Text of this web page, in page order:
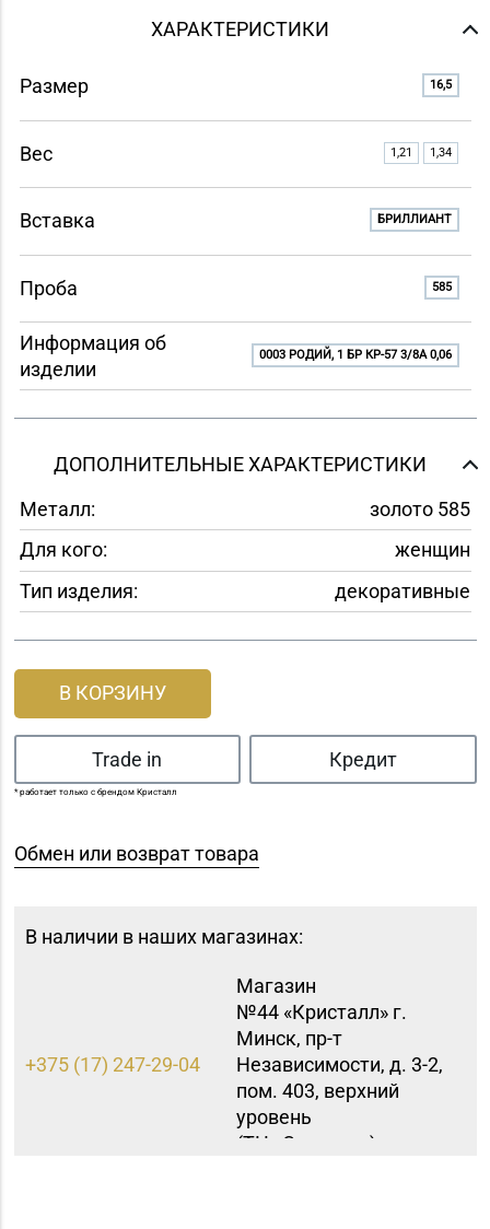
ХАРАКТЕРИСТИКИ
Размер 16,5
Вес 1,21 1,34
Вставка БРИЛЛИАНТ
Проба 585
Информация об
изделии
0003 РОДИЙ, 1 БР КР-57 3/8A 0,06
ДОПОЛНИТЕЛЬНЫЕ ХАРАКТЕРИСТИКИ
Металл:
золото 585
Для кого:
женщин
Тип изделия:
декоративные
В КОРЗИНУ
Trade in Кредит
* работает только с брендом Кристалл
Обмен или возврат товара
В наличии в наших магазинах:
+375 (17) 247-29-04
Магазин
№44 «Кристалл» г.
Минск, пр-т
Независимости, д. 3-2,
пом. 403, верхний
уровень
(ТЦ «Столица»)